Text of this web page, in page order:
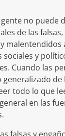
no puede
de las falsas,
malentendidos
sociales y
Cuando las
de
todo lo que
en las